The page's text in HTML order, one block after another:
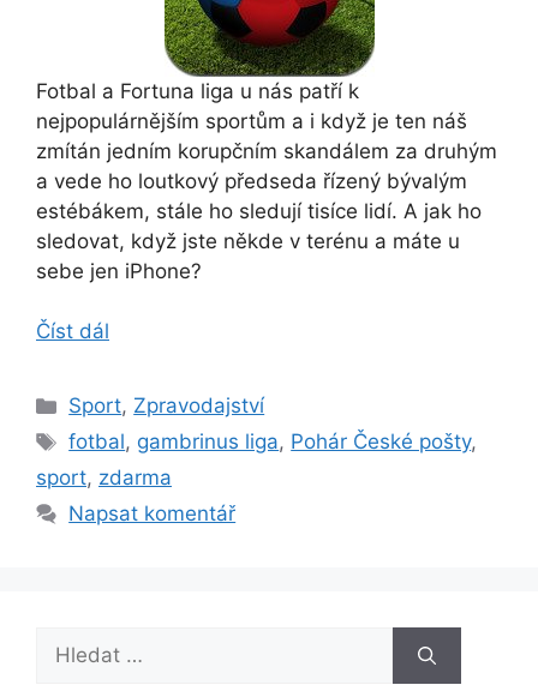
Fotbal a Fortuna liga u nás patří k
nejpopulárnějším sportům a i když je ten náš
zmítán jedním korupčním skandálem za druhým
a vede ho loutkový předseda řízený bývalým
estébákem, stále ho sledují tisíce lidí. A jak ho
sledovat, když jste někde v terénu a máte u
sebe jen iPhone?
Číst dál
Rubriky
Sport, Zpravodajství
Štítky
fotbal, gambrinus liga, Pohár České pošty,
sport, zdarma
Napsat komentář
Hledat: